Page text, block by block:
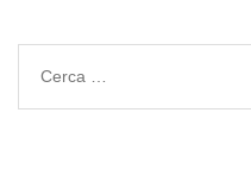
Ricerca